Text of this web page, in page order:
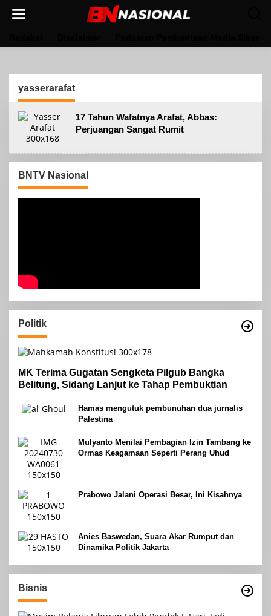
yasserarafat
17 Tahun Wafatnya Arafat, Abbas:
Perjuangan Sangat Rumit
BNTV Nasional
Politik
MK Terima Gugatan Sengketa Pilgub Bangka
Belitung, Sidang Lanjut ke Tahap Pembuktian
Hamas mengutuk pembunuhan dua jurnalis
Palestina
Mulyanto Menilai Pembagian Izin Tambang ke
Ormas Keagamaan Seperti Perang Uhud
Prabowo Jalani Operasi Besar, Ini Kisahnya
Anies Baswedan, Suara Akar Rumput dan
Dinamika Politik Jakarta
Bisnis